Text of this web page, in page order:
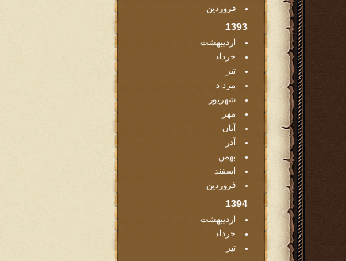
فروردین
1393
اردیبهشت
خرداد
تیر
مرداد
شهریور
مهر
آبان
آذر
بهمن
اسفند
فروردین
1394
اردیبهشت
خرداد
تیر